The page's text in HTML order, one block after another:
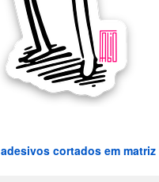
adesivos cortados em matriz